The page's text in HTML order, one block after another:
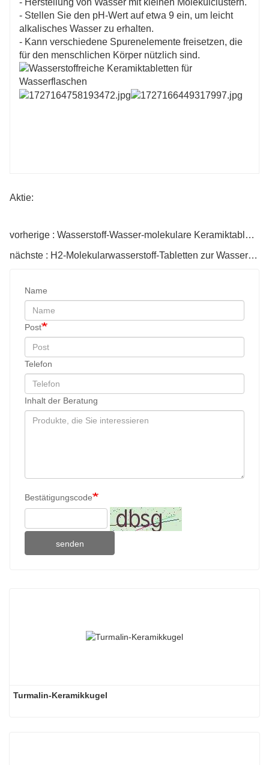
- Herstellung von Wasser mit kleinen Molekülclustern.
- Stellen Sie den pH-Wert auf etwa 9 ein, um leicht
alkalisches Wasser zu erhalten.
- Kann verschiedene Spurenelemente freisetzen, die
für den menschlichen Körper nützlich sind.
Aktie:
vorherige : Wasserstoff-Wasser-molekulare Keramiktabletten
nächste : H2-Molekularwasserstoff-Tabletten zur Wasser-Nahrungsergänzung
Name
Post
Telefon
Inhalt der Beratung
Bestätigungscode
senden
Turmalin-Keramikkugel